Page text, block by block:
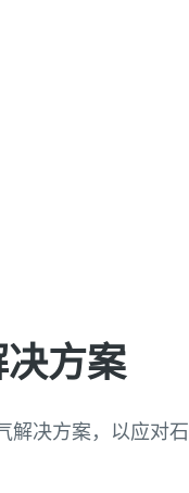
方案
解决方案，以应对石